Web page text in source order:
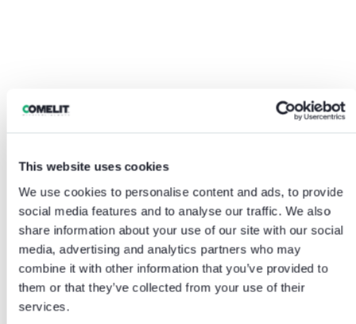
This website uses cookies
We use cookies to personalise content and ads, to provide
social media features and to analyse our traffic. We also
share information about your use of our site with our social
media, advertising and analytics partners who may
combine it with other information that you’ve provided to
them or that they’ve collected from your use of their
services.